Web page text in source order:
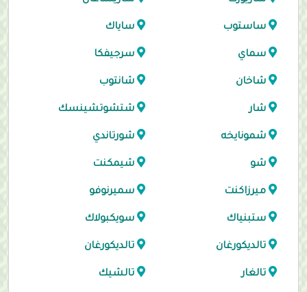
ساستوب ساياك
سماي سرجيفكا
شاخان شانتوب
شار شتشوتشينسك
شمونايخه شورتاندي
شو شيمكنت
ميرزاكنت سميرنوفو
ستبنياك سويكبولاك
تالديكورغان تالديكورغان
تالغار تالشيك